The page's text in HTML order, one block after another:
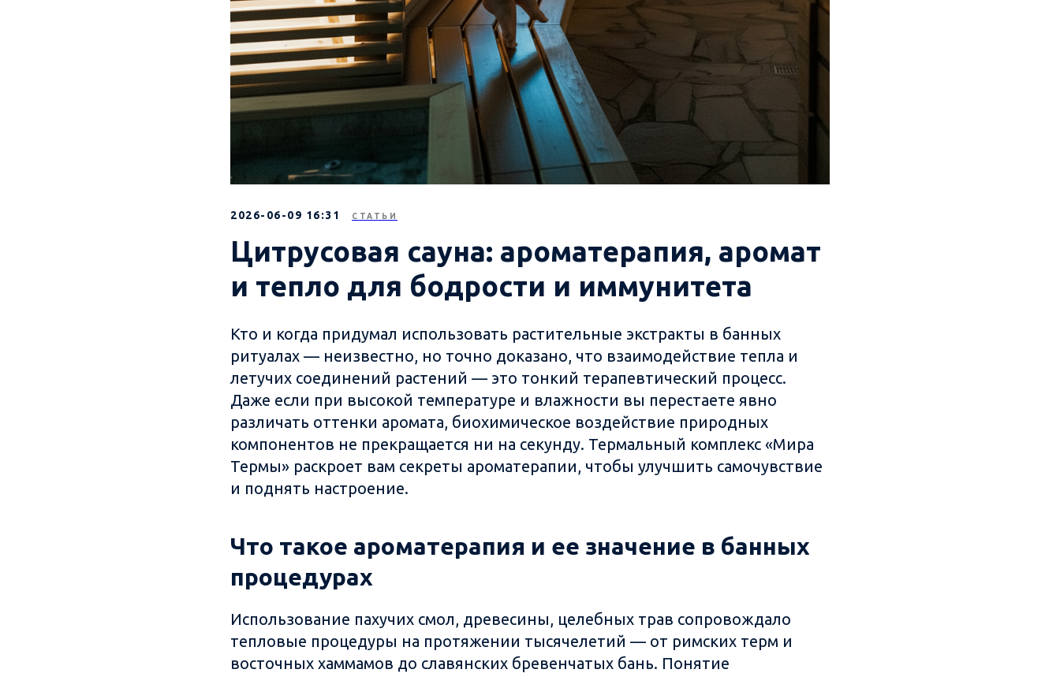
2026-06-09 16:31 СТАТЬИ
Цитрусовая сауна: ароматерапия, аромат
и тепло для бодрости и иммунитета
Кто и когда придумал использовать растительные экстракты в банных
ритуалах — неизвестно, но точно доказано, что взаимодействие тепла и
летучих соединений растений — это тонкий терапевтический процесс.
Даже если при высокой температуре и влажности вы перестаете явно
различать оттенки аромата, биохимическое воздействие природных
компонентов не прекращается ни на секунду. Термальный комплекс «Мира
Термы» раскроет вам секреты ароматерапии, чтобы улучшить самочувствие
и поднять настроение.
Что такое ароматерапия и ее значение в банных
процедурах
Использование пахучих смол, древесины, целебных трав сопровождало
тепловые процедуры на протяжении тысячелетий — от римских терм и
восточных хаммамов до славянских бревенчатых бань. Понятие